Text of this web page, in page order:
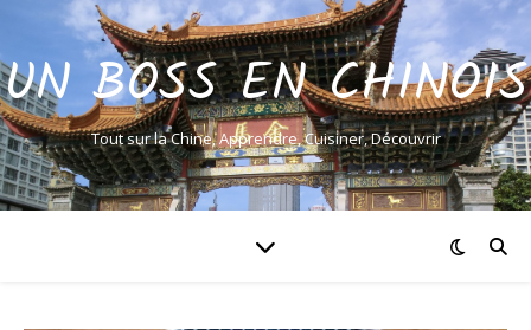
UN BOSS EN CHINOIS
Tout sur la Chine, Apprendre, Cuisiner, Découvrir